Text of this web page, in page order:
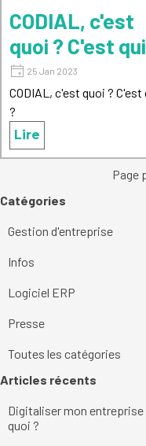
CODIAL, c'est
quoi ? C'est
25 Jan 2023
CODIAL, c'est quoi ? C'est
?
Lire
Page
Sauter le bloc Catégories
Catégories
Gestion d'entreprise
Infos
Logiciel ERP
Presse
Toutes les catégories
Sauter le bloc Articles
Articles récents
Digitaliser mon entreprise
quoi ?